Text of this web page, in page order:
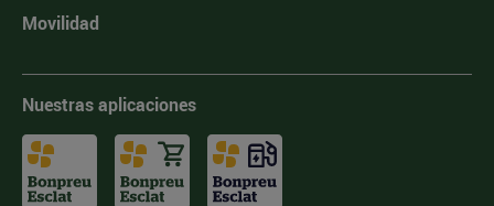
Movilidad
Nuestras aplicaciones